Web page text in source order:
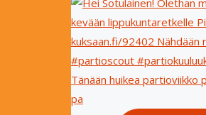
Tänään huikea
pa